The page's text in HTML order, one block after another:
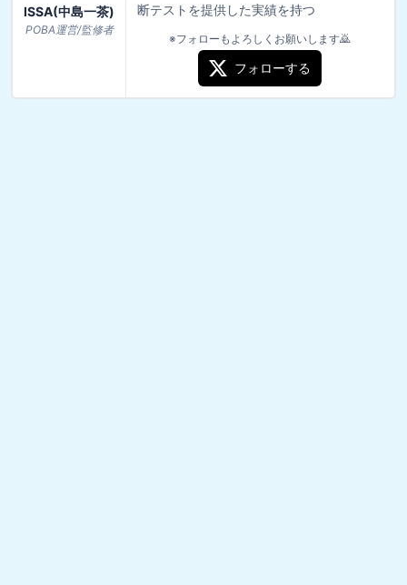
ISSA(中島一茶)
POBA運営/監修者
断テストを提供した実績を持つ
※フォローもよろしくお願いします🙇
フォローする